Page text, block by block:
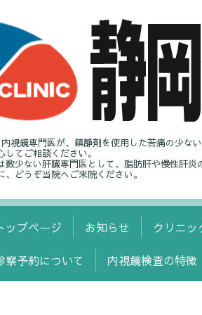
視鏡専門医が、鎮静剤を使用した苦痛の少な
てご相談ください。
数少ない肝臓専門医として、脂肪肝や慢性肝
、どうぞ当院へご来院ください。
ップページ お知らせ クリニッ
察予約について 内視鏡検査の特徴